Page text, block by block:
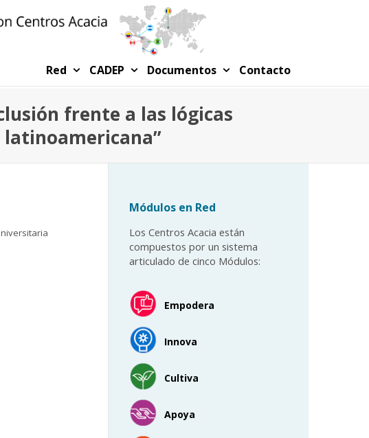
Red CADEP Documentos Contacto
frente a las lógicas
Módulos en Red
Los Centros Acacia están
compuestos por un sistema
articulado de cinco Módulos:
Empodera
Innova
Cultiva
Apoya